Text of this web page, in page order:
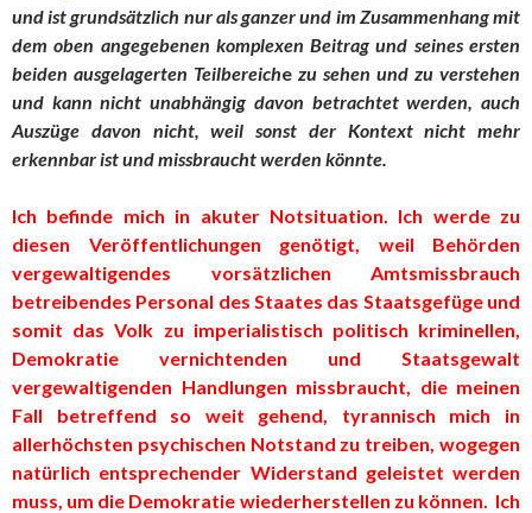
und ist grundsätzlich nur als ganzer und im Zusammenhang mit
dem oben angegebenen komplexen Beitrag und seines ersten
beiden ausgelagerten Teilbereiche zu sehen und zu verstehen
und kann nicht unabhängig davon betrachtet werden, auch
Auszüge davon nicht, weil sonst der Kontext nicht mehr
erkennbar ist und missbraucht werden könnte.
Ich befinde mich in akuter Notsituation. Ich werde zu
diesen Veröffentlichungen genötigt, weil Behörden
vergewaltigendes vorsätzlichen Amtsmissbrauch
betreibendes Personal des Staates das Staatsgefüge und
somit das Volk zu imperialistisch politisch kriminellen,
Demokratie vernichtenden und Staatsgewalt
vergewaltigenden Handlungen missbraucht, die meinen
Fall betreffend so weit gehend, tyrannisch mich in
allerhöchsten psychischen Notstand zu treiben, wogegen
natürlich entsprechender Widerstand geleistet werden
muss, um die Demokratie wiederherstellen zu können. Ich